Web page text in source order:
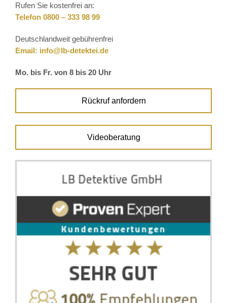
Rufen Sie kostenfrei an:
Telefon 0800 – 333 98 99
Deutschlandweit gebührenfrei
Email: info@lb-detektei.de
Mo. bis Fr. von 8 bis 20 Uhr
Rückruf anfordern
Videoberatung